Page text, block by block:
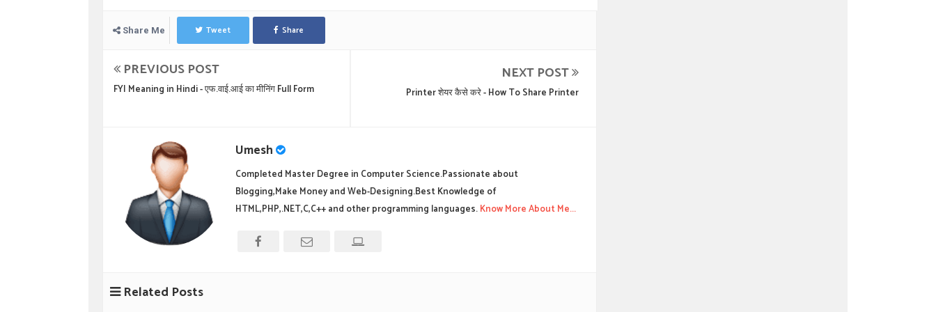
Share Me Tweet Share
PREVIOUS POST
FYI Meaning in Hindi - एफ.वाई.आई का मीनिंग Full Form
NEXT POST
Printer शेयर कैसे करे - How To Share Printer
Umesh
Completed Master Degree in Computer Science.Passionate about
Blogging,Make Money and Web-Designing.Best Knowledge of
HTML,PHP,.NET,C,C++ and other programming languages.Know More About Me...
Related Posts